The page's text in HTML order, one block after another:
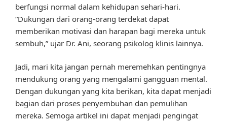
berfungsi normal dalam kehidupan sehari-hari.
“Dukungan dari orang-orang terdekat dapat
memberikan motivasi dan harapan bagi mereka untuk
sembuh,” ujar Dr. Ani, seorang psikolog klinis lainnya.
Jadi, mari kita jangan pernah meremehkan pentingnya
mendukung orang yang mengalami gangguan mental.
Dengan dukungan yang kita berikan, kita dapat menjadi
bagian dari proses penyembuhan dan pemulihan
mereka. Semoga artikel ini dapat menjadi pengingat